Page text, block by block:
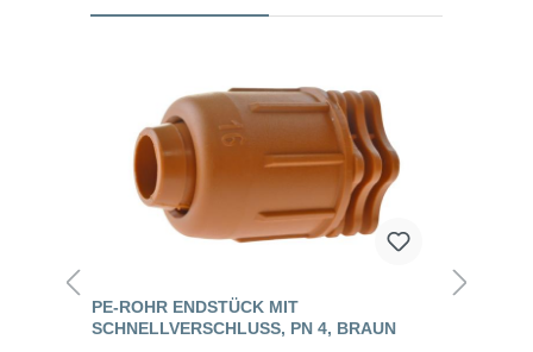
PE-ROHR ENDSTÜCK MIT
SCHNELLVERSCHLUSS, PN 4, BRAUN